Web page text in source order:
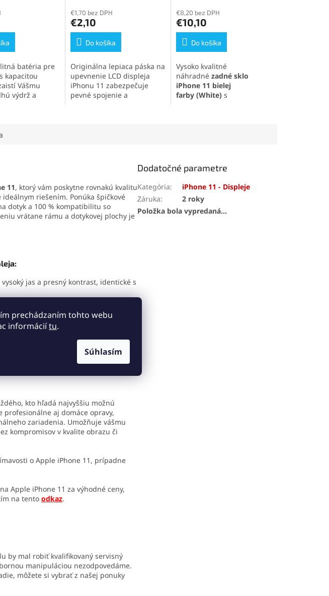
prechádzaním tohto webu
informáciítu.
Súhlasím
batéria pre
kapacitou
Vášmu
výdrž a
produktu
je
5,0
5
hviezdičiek.
€1,70 bez DPH
€2,10
Do košíka
Originálna lepiaca páska na
upevnenie LCD displeja
iPhonu 11 zabezpečuje
pevné spojenie a
produktu
je
5,0
5
hviezdičiek.
€8,20 bez DPH
€10,10
Do košíka
Vysoko kvalitné
náhradné zadné sklo
iPhone 11 bielej
farby (White)s
spokojnosť.
11, ktorý vám poskytne rovnakú kvalitu
riešením. Ponúka špičkové
dotyk a 100 % kompatibilitu so
vrátane rámu a dotykovej plochy je
jas a presný kontrast, identické s
a maximálna používateľská
obsahuje rám aj dotykovú plochu, čo
kto hľadá najvyššiu možnú
profesionálne aj domáce opravy,
zariadenia. Umožňuje vášmu
kompromisov v kvalite obrazu či
o Apple iPhone 11, prípadne
Apple iPhone 11 za výhodné ceny,
na tento odkaz.
by mal robiť kvalifikovaný servisný
manipuláciou nezodpovedáme.
môžete si vybrať z našej ponuky
Dodatočné parametre
Kategória:
iPhone 11 - Displeje
Záruka:
2 roky
Položka bola vypredaná…